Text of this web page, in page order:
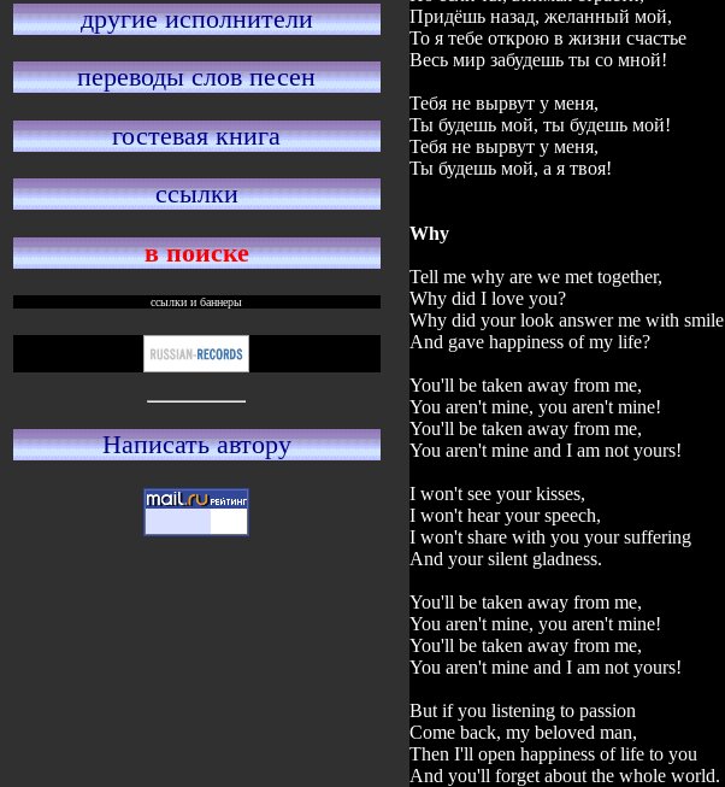
другие исполнители
переводы слов песен
гостевая книга
ссылки
в поиске
ссылки и баннеры
Написать автору
Придёшь назад, желанный мой,
То я тебе открою в жизни счастье
Весь мир забудешь ты со мной!
Тебя не вырвут у меня,
Ты будешь мой, ты будешь мой!
Тебя не вырвут у меня,
Ты будешь мой, а я твоя!
Why
Tell me why are we met together,
Why did I love you?
Why did your look answer me with smile
And gave happiness of my life?
You'll be taken away from me,
You aren't mine, you aren't mine!
You'll be taken away from me,
You aren't mine and I am not yours!
I won't see your kisses,
I won't hear your speech,
I won't share with you your suffering
And your silent gladness.
You'll be taken away from me,
You aren't mine, you aren't mine!
You'll be taken away from me,
You aren't mine and I am not yours!
But if you listening to passion
Come back, my beloved man,
Then I'll open happiness of life to you
And you'll forget about the whole world.